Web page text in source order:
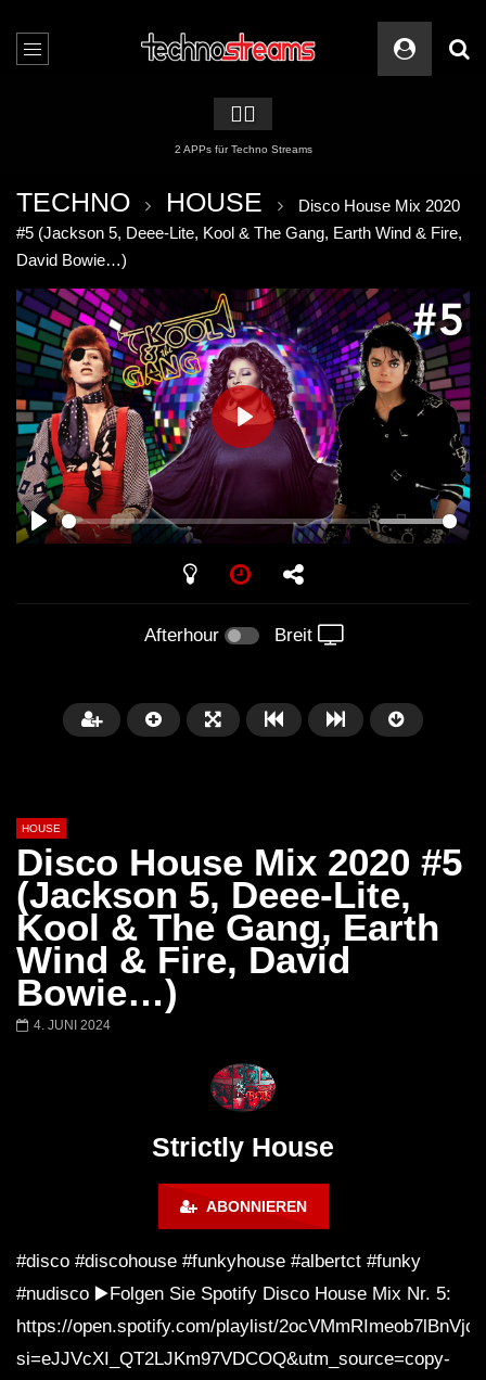
🏳️‍🌈
2 APPs für Techno Streams
TECHNO HOUSE
Disco House Mix 2020
#5 (Jackson 5, Deee-Lite, Kool & The Gang, Earth Wind & Fire,
David Bowie…)
PLAY
PLAY
Afterhour Breit
Später
00:20:23
Honey Dijon- Escenario Villa
Maravilla @ Tecate Pal Norte
2023 Monterrey NL 3 31 23
DENNIS FERRER
HOUSE
Disco House Mix 2020 #5
(Jackson 5, Deee-Lite,
Kool & The Gang, Earth
Wind & Fire, David
Bowie…)
4. JUNI 2024
Strictly House
ABONNIEREN
#disco #discohouse #funkyhouse #albertct #funky
#nudisco ▶️Folgen Sie Spotify Disco House Mix Nr. 5:
https://open.spotify.com/playlist/
si=eJJVcXI_QT2LJKm97VDCOQ&utm_source=copy-